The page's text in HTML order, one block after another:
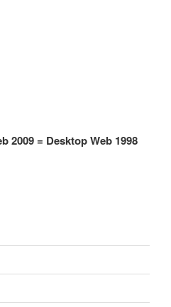
2009 = Desktop Web 1998